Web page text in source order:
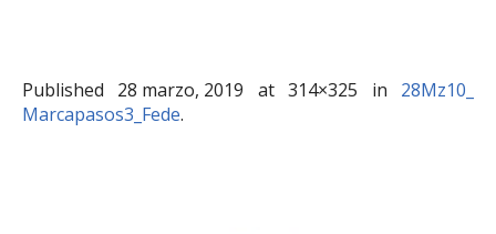
Published 28 marzo, 2019 at 314×325 in 28Mz10_
Marcapasos3_Fede.